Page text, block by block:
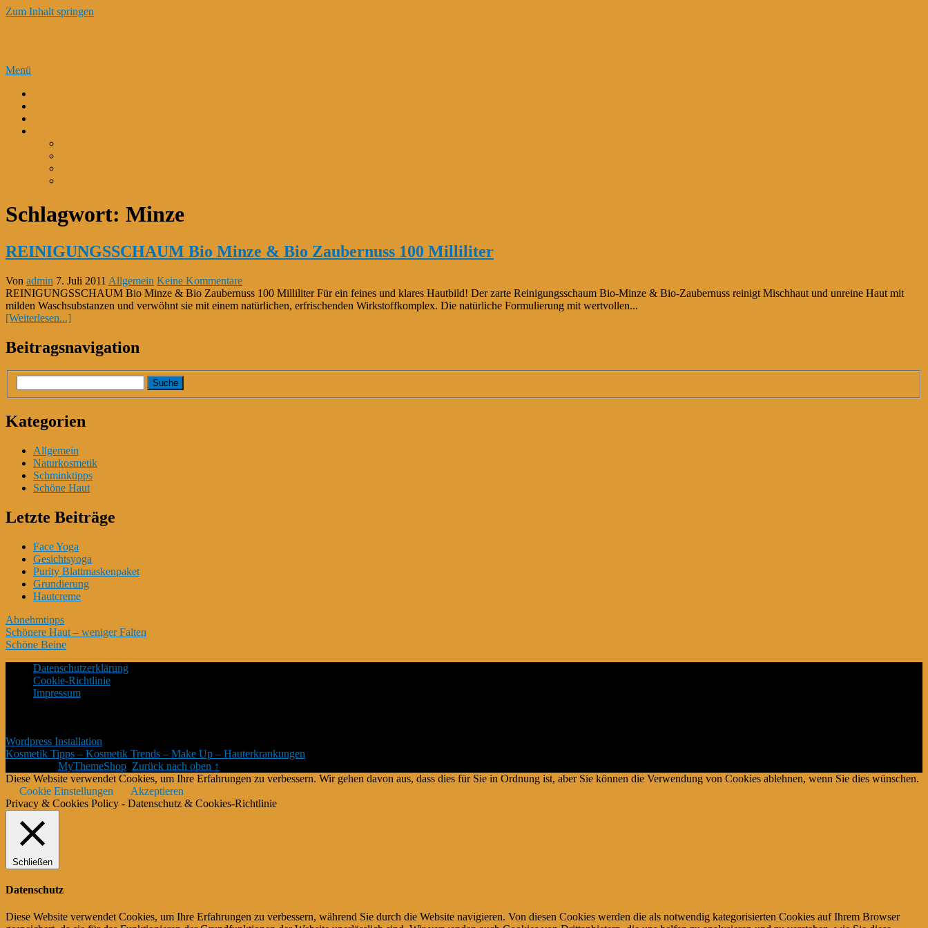
Zum Inhalt springen
Menü
Schlagwort: Minze
REINIGUNGSSCHAUM Bio Minze & Bio Zaubernuss 100 Milliliter
Von admin 7. Juli 2011 Allgemein Keine Kommentare
REINIGUNGSSCHAUM Bio Minze & Bio Zaubernuss 100 Milliliter Für ein feines und klares Hautbild! Der zarte Reinigungsschaum Bio-Minze & Bio-Zaubernuss reinigt Mischhaut und unreine Haut mit
milden Waschsubstanzen und verwöhnt sie mit einem natürlichen, erfrischenden Wirkstoffkomplex. Die natürliche Formulierung mit wertvollen...
[Weiterlesen...]
Beitragsnavigation
Kategorien
Allgemein
Naturkosmetik
Schminktipps
Schöne Haut
Letzte Beiträge
Face Yoga
Gesichtsyoga
Purity Blattmaskenpaket
Grundierung
Hautcreme
Abnehmtipps
Schönere Haut – weniger Falten
Schöne Beine
Datenschutzerklärung
Cookie-Richtlinie
Impressum
Wordpress Installation
Kosmetik Tipps – Kosmetik Trends – Make Up – Hauterkrankungen
MyThemeShop Zurück nach oben ↑
Diese Website verwendet Cookies, um Ihre Erfahrungen zu verbessern. Wir gehen davon aus, dass dies für Sie in Ordnung ist, aber Sie können die Verwendung von Cookies ablehnen, wenn Sie dies wünschen.
Cookie Einstellungen
Akzeptieren
Privacy & Cookies Policy - Datenschutz & Cookies-Richtlinie
Schließen
Datenschutz
Diese Website verwendet Cookies, um Ihre Erfahrungen zu verbessern, während Sie durch die Website navigieren. Von diesen Cookies werden die als notwendig kategorisierten Cookies auf Ihrem Browser